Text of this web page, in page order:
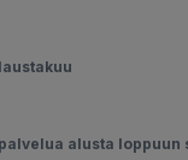
alusta loppuun